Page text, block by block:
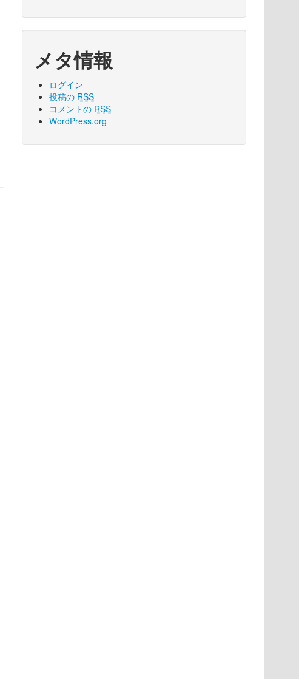
メタ情報
ログイン
投稿の RSS
コメントの RSS
WordPress.org